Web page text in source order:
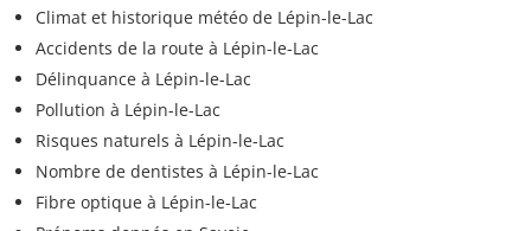
Climat et historique météo de Lépin-le-Lac
Accidents de la route à Lépin-le-Lac
Délinquance à Lépin-le-Lac
Pollution à Lépin-le-Lac
Risques naturels à Lépin-le-Lac
Nombre de dentistes à Lépin-le-Lac
Fibre optique à Lépin-le-Lac